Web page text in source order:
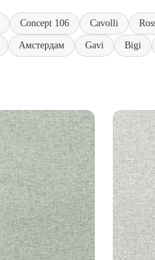
Concept 106 Cavolli
Амстердам Gavi Bigi